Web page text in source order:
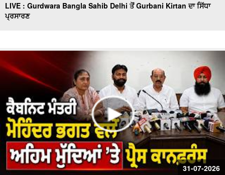
LIVE : Gurdwara Bangla Sahib Delhi ਤੋਂ Gurbani Kirtan ਦਾ ਸਿੱਧਾ
ਪ੍ਰਸਾਰਣ
31-07-2026